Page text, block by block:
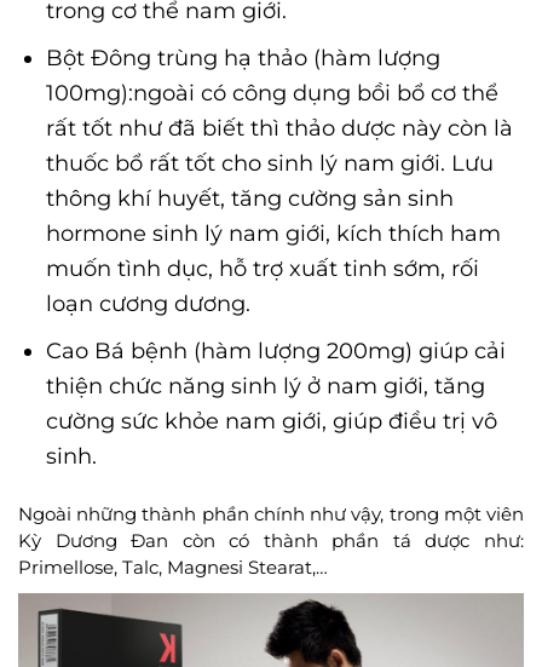
trong cơ thể nam giới.
Bột Đông trùng hạ thảo (hàm lượng
100mg):ngoài có công dụng bồi bổ cơ thể
rất tốt như đã biết thì thảo dược này còn là
thuốc bổ rất tốt cho sinh lý nam giới. Lưu
thông khí huyết, tăng cường sản sinh
hormone sinh lý nam giới, kích thích ham
muốn tình dục, hỗ trợ xuất tinh sớm, rối
loạn cương dương.
Cao Bá bệnh (hàm lượng 200mg) giúp cải
thiện chức năng sinh lý ở nam giới, tăng
cường sức khỏe nam giới, giúp điều trị vô
sinh.
Ngoài những thành phần chính như vậy, trong một viên
Kỳ Dương Đan còn có thành phần tá dược như:
Primellose, Talc, Magnesi Stearat,…